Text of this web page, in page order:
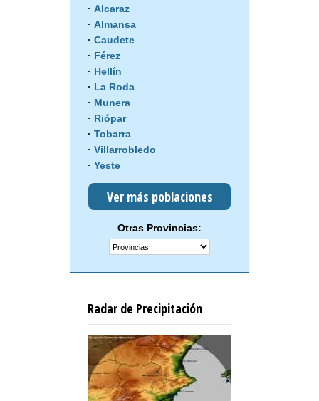
Alcaraz
Almansa
Caudete
Férez
Hellín
La Roda
Munera
Riópar
Tobarra
Villarrobledo
Yeste
Ver más poblaciones
Otras Provincias:
Radar de Precipitación